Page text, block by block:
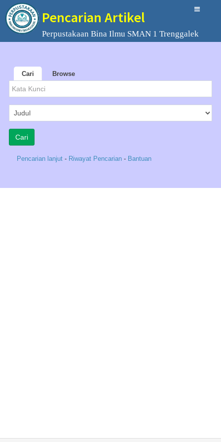
Pencarian Artikel
Perpustakaan Bina Ilmu SMAN 1 Trenggalek
Cari Browse
Pencarian lanjut - Riwayat Pencarian - Bantuan